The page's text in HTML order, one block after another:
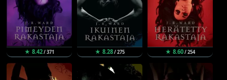
★ 8.42/ 371 ★ 8.28/ 275 ★ 8.60/ 254